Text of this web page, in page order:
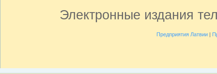
Электронные издания
Предприятия Латвии|